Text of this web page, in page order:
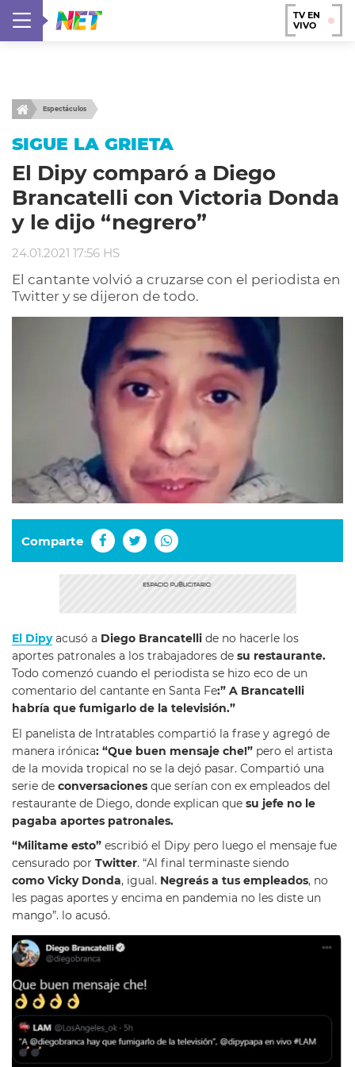
TV EN
VIVO
Espectáculos
SIGUE LA GRIETA
El Dipy comparó a Diego
Brancatelli con Victoria Donda
y le dijo “negrero”
24.01.2021 17:56 HS
El cantante volvió a cruzarse con el periodista en
Twitter y se dijeron de todo.
Comparte
El Dipyacusó a Diego Brancatelli de no hacerle los
aportes patronales a los trabajadores de su restaurante.
Todo comenzó cuando el periodista se hizo eco de un
comentario del cantante en Santa Fe:” A Brancatelli
habría que fumigarlo de la televisión.”
El panelista de Intratables compartió la frase y agregó de
manera irónica: “Que buen mensaje che!” pero el artista
de la movida tropical no se la dejó pasar. Compartió una
serie de conversaciones que serían con ex empleados del
restaurante de Diego, donde explican que su jefe no le
pagaba aportes patronales.
“Militame esto” escribió el Dipy pero luego el mensaje fue
censurado por Twitter. “Al final terminaste siendo
como Vicky Donda, igual. Negreás a tus empleados, no
les pagas aportes y encima en pandemia no les diste un
mango”. lo acusó.